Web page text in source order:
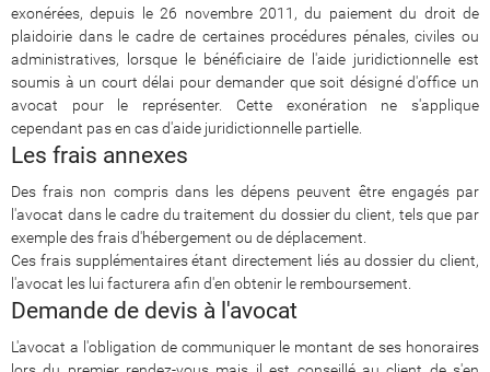
exonérées, depuis le 26 novembre 2011, du paiement du droit de
plaidoirie dans le cadre de certaines procédures pénales, civiles ou
administratives, lorsque le bénéficiaire de l'aide juridictionnelle est
soumis à un court délai pour demander que soit désigné d'office un
avocat pour le représenter. Cette exonération ne s'applique
cependant pas en cas d'aide juridictionnelle partielle.
Les frais annexes
Des frais non compris dans les dépens peuvent être engagés par
l'avocat dans le cadre du traitement du dossier du client, tels que par
exemple des frais d'hébergement ou de déplacement.
Ces frais supplémentaires étant directement liés au dossier du client,
l'avocat les lui facturera afin d'en obtenir le remboursement.
Demande de devis à l'avocat
L'avocat a l'obligation de communiquer le montant de ses honoraires